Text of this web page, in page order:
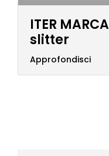
ITER
slitter
Approfondisci